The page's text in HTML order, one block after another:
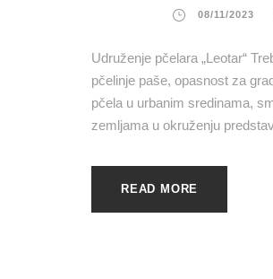
08/11/2023
Udruženje pčelara „Leotar“
pčelinje paše, opasnost za
pčela u urbanim sredinama,
zemljama u okruženju
READ MORE